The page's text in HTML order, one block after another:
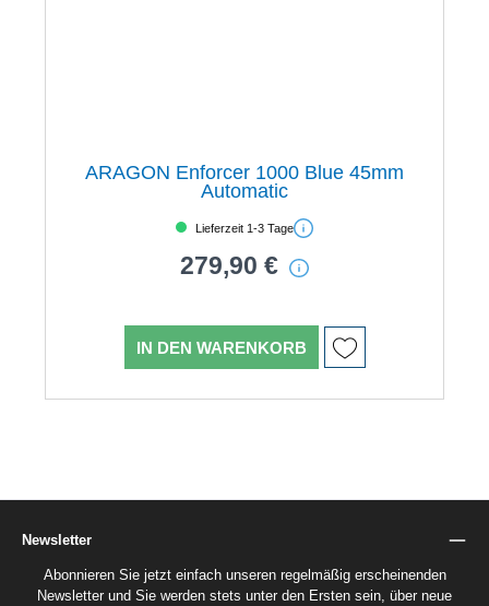
ARAGON Enforcer 1000 Blue 45mm
Automatic
Lieferzeit 1-3 Tage
279,90 €
IN DEN WARENKORB
Newsletter
Abonnieren Sie jetzt einfach unseren regelmäßig erscheinenden
Newsletter und Sie werden stets unter den Ersten sein, über neue